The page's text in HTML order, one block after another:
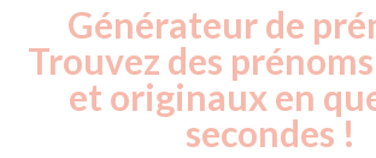
Générateur de
Trouvez des
et originaux en
secondes !